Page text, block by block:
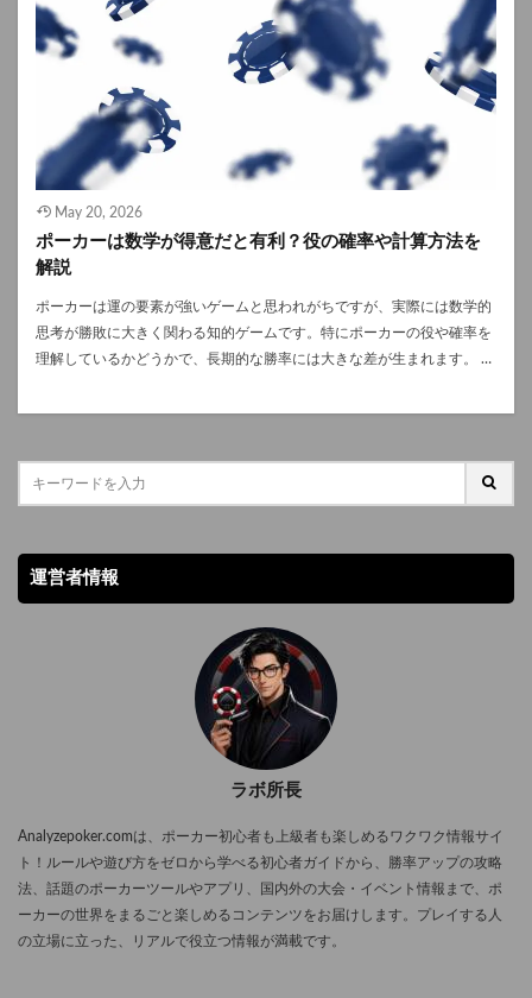
などの個人情報を直接サイトに開示する必要がなく、プライバシーを重
要視するプレイヤーから支持されているのです。 また、個人の銀行口座
やクレジットカードの明細にポーカー関連の履歴を残したくないと考え
る人も少なくなく、仮想通貨のレットを利用することで直接的な明細に
残さずに資金のやり取りをすることが可能となります。 4.ブロックチェ
ーン技術による透明性（Provably Fair） 仮想通貨に利用されているブロ
ックチェーン技術は、なにも資金のやり取りだけに使われているわけで
明可能な公正さ）によってプレイヤー自身が確認することができ、運営
側によるゲームの不正操作（イカサマ）が行われていないことを検証す
ることが可能です。 この”透明性”は、オンラインポーカーにおける運営
への不信感を大きく軽減することに繋がります。 オンラインポーカーで
仮想通貨を使うデメリットやリスク これまで解説したように、オンライ
幅（ボラティリティ）が非常に激しい特徴があります。 ポーカーのゲー
ム自体で勝利して資産を増やしたとしても、その仮想通貨の法定通貨建
ルタやマン島などの世界的に厳格なライセンスを取得して運営されてい
サイトの中には、規制の緩い地域のライセンスのみを取得、あるいは無
ライセンスで運営しているものも一部存在するようです。 万が一、サイ
トが突然閉鎖したり不正が発覚した際に、プレイヤーの資金が保護され
ないリスクがあるという点は覚えておきましょう。 3.資産保護のリスク
仮想通貨のウォレット管理は完全な自己責任です。 もしも保有している
ウォレットを管理するための秘密鍵を紛失してしまった場合、預け入れ
た資産を取り出すことは二度とできなくなってしまうため注意しましょ
ドの中で、理論上もっとも勝率が高いハンドです。プリフロップ時点で
は、ほぼすべてのハンドに対して優位に立てるため、多くのプレイヤー
が大きな期待を寄せます。 ただし、強力である一方で過信は禁物です。
複数人が参加するポットでは、ストレートやフラッシュに逆転される可
能性もあり、状況判断が非常に重要になります。 プリフロップにおける
ポケットエースの基本戦略 プリフロップでは、常に主導権を握ることが
ポケットエースの基本戦略となります。リンプインは避け、必ずレイズ
レイズして参加者を減らすことが重要です。ポケットエースを安定して
利益に変えるための考え方を押さえておきましょう。 ポケットエースの
ポストフロップでの立ち回り フロップ以降も、基本はベットやレイズを
継続してポットを育てます。ただし、ボードの状況には細心の注意が必
要です。 危険なボードにおけるポケットエースの判断基準 以下のよう
時点でのポケットエースの勝率は非常に高く、代表的な例は以下の通り
です。 相手ハンド 勝率 ランダムハンド1人 約85% キングのペア 約82%
つハンド」であるという理解が重要です。 マルチウェイポットにおける
転される可能性も高まり、ポーカーでは慎重さが求められます。 相手の
ベットが急激に強くなった場合、過信せずに降りる勇気も必要です。特
に完成度の高いボードでは、無理に勝負せず損失を最小限に抑える判断
が、長期的な勝率を高めます。 相手タイプ別のポケットエースの戦略調
整 相手のプレイスタイルによって、ポケットエースの打ち方も変える必
プレイスタイルに応じた判断が、ポケットエースの収益性を最大限に引
き出します。 ポケットエースのスロープレイは有効なのか 映画の影響
でスロープレイが魅力的に見えることもありますが、実際のポーカーで
は例外的な戦術です。スロープレイとは、あえて強いハンドを持ってい
ることを隠し、チェックやコールを多用して相手を油断させ、大きなベ
ットを引き出すプレイを指します。 しかし、ポケットエースの場合は基
May 20, 2026
ポーカーは数学が得意だと有利？役の確率や計算方法を
解説
ポーカーは運の要素が強いゲームと思われがちですが、実際には数学的
思考が勝敗に大きく関わる知的ゲームです。特にポーカーの役や確率を
理解しているかどうかで、長期的な勝率には大きな差が生まれます。 本
的な計算方法、さらに数学が苦手でも勝てるのかという点まで詳しく解
役立つ内容です。 ポーカーと数学の深い関係 ポーカーは52枚のトラン
プを使って行われるゲームで、すべてのカードが同じ確率で配られま
（マーク）がそれぞれ13枚ずつ存在し、そこから5枚を引いて役が成立
イヤーほど、このポーカー 役の確率を感覚ではなく数値として把握して
おり、冷静な判断材料として活用しています。 ポーカーの役と確率一覧
ポーカーの役は強さだけでなく、成立する確率にも大きな差がありま
す。 以下は代表的な役と、そのおおよその確率です。 ポーカーの役 出
現確率 ロイヤルフラッシュ 0.002％ ストレートフラッシュ 0.011％ フ
1.233％ スリーカード 7.455％ ツーペア 12.928％ ワンペア 21％以上 こ
の表からも分かるように、強力な役ほど出現確率は極端に低くなりま
す。ロイヤルフラッシュは約260万回に4回しか成立しないため、実戦で
狙い続けるのは非現実的と言えるでしょう。 なぜポーカーで確率計算が
重要なのか ポーカーでは「今の手が強いかどうか」だけでなく、「将来
どれくらい強くなる可能性があるか」を考える必要があります。たとえ
運営者情報
ラボ所長
Analyzepoker.comは、ポーカー初心者も上級者も楽しめるワクワク情報サイ
ト！ルールや遊び方をゼロから学べる初心者ガイドから、勝率アップの攻略
法、話題のポーカーツールやアプリ、国内外の大会・イベント情報まで、ポ
ーカーの世界をまるごと楽しめるコンテンツをお届けします。プレイする人
の立場に立った、リアルで役立つ情報が満載です。